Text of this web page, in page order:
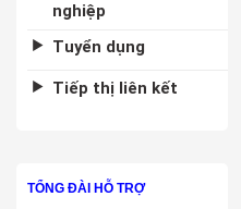
nghiệp
Tuyển dụng
Tiếp thị liên kết
TỔNG ĐÀI HỖ TRỢ